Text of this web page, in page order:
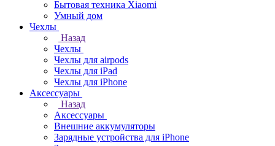
Бытовая техника Xiaomi
Умный дом
Чехлы
Назад
Чехлы
Чехлы для airpods
Чехлы для iPad
Чехлы для iPhone
Аксессуары
Назад
Аксессуары
Внешние аккумуляторы
Зарядные устройства для iPhone